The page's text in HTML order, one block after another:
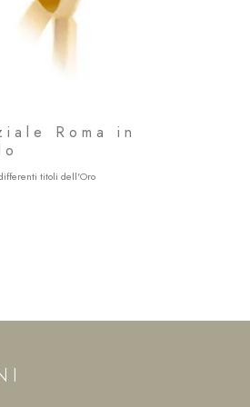
Roma in